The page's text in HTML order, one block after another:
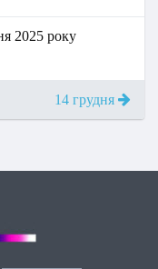
2025 року
14 грудня